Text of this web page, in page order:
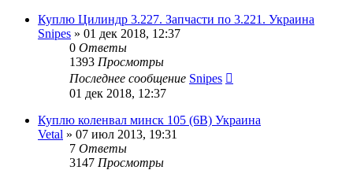
Куплю Цилиндр 3.227. Запчасти по 3.221. Украина
Snipes » 01 дек 2018, 12:37
0 Ответы
1393 Просмотры
Последнее сообщение Snipes
01 дек 2018, 12:37
Куплю коленвал минск 105 (6В) Украина
Vetal » 07 июл 2013, 19:31
7 Ответы
3147 Просмотры